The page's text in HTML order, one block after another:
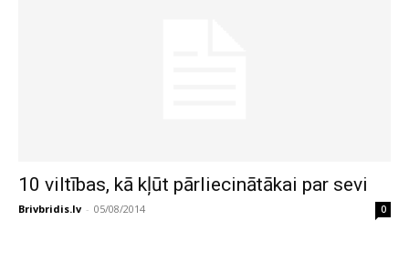
10 viltības, kā kļūt pārliecinātākai par sevi
Brivbridis.lv - 05/08/2014 0